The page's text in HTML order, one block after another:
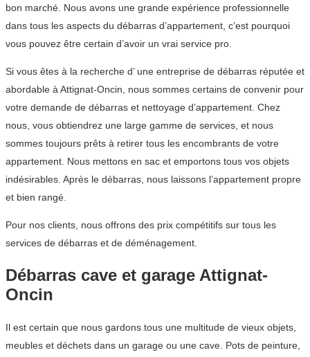
bon marché. Nous avons une grande expérience professionnelle
dans tous les aspects du débarras d’appartement, c’est pourquoi
vous pouvez être certain d’avoir un vrai service pro.
Si vous êtes à la recherche d’ une entreprise de débarras réputée et
abordable à Attignat-Oncin, nous sommes certains de convenir pour
votre demande de débarras et nettoyage d’appartement. Chez
nous, vous obtiendrez une large gamme de services, et nous
sommes toujours prêts à retirer tous les encombrants de votre
appartement. Nous mettons en sac et emportons tous vos objets
indésirables. Après le débarras, nous laissons l’appartement propre
et bien rangé.
Pour nos clients, nous offrons des prix compétitifs sur tous les
services de débarras et de déménagement.
Débarras cave et garage Attignat-
Oncin
Il est certain que nous gardons tous une multitude de vieux objets,
meubles et déchets dans un garage ou une cave. Pots de peinture,